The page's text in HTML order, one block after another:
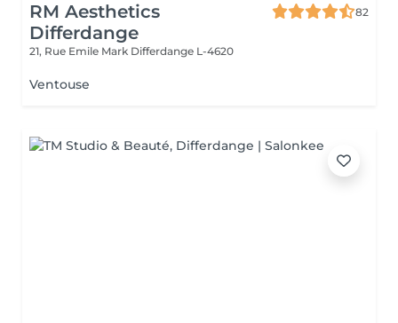
RM Aesthetics
Differdange
82
21, Rue Emile Mark Differdange L-4620
Ventouse